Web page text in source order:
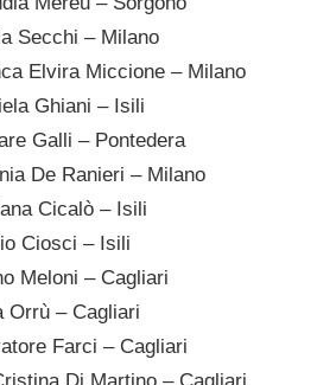
Secchi – Milano
Elvira Miccione – Milano
Ghiani – Isili
Galli – Pontedera
De Ranieri – Milano
Cicalò – Isili
Ciosci – Isili
Meloni – Cagliari
Orrù – Cagliari
Farci – Cagliari